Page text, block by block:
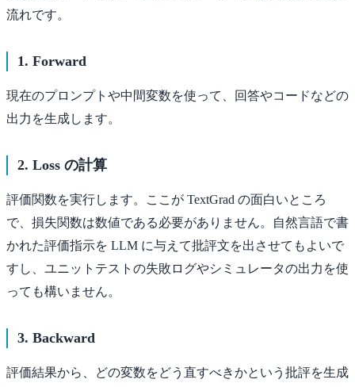
流れです。
1. Forward
現在のプロンプトや中間変数を使って、回答やコードなどの
出力を生成します。
2. Loss の計算
評価関数を実行します。ここが TextGrad の面白いところ
で、損失関数は数値である必要がありません。自然言語で書
かれた評価指示を LLM に与えて批評文を出させてもよいで
すし、ユニットテストの失敗ログやシミュレータの出力を使
っても構いません。
3. Backward
評価結果から、どの変数をどう直すべきかという批評を生成